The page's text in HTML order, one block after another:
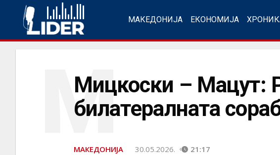
МАКЕДОНИЈА ЕКОНОМИЈА
Мицкоски – Мацут:
билатералната
М
МАКЕДОНИЈА 30.05.2026. 21:17